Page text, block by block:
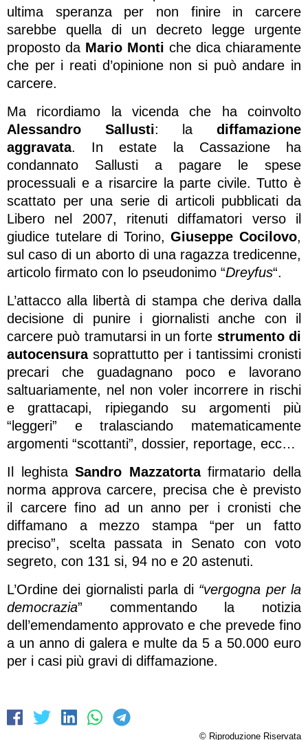
ultima speranza per non finire in carcere
sarebbe quella di un decreto legge urgente
proposto da Mario Monti che dica chiaramente
che per i reati d’opinione non si può andare in
carcere.
Ma ricordiamo la vicenda che ha coinvolto
Alessandro Sallusti: ladiffamazione
aggravata. In estate la Cassazione ha
condannato Sallusti a pagare le spese
processuali e a risarcire la parte civile. Tutto è
scattato per una serie di articoli pubblicati da
Libero nel 2007, ritenuti diffamatori verso il
giudice tutelare di Torino,Giuseppe Cocilovo,
sul caso di un aborto di una ragazza tredicenne,
articolo firmato con lo pseudonimo “Dreyfus“.
L’attacco alla libertà di stampa che deriva dalla
decisione di punire i giornalisti anche con il
carcere può tramutarsi in un forte strumento di
autocensurasoprattutto per i tantissimi cronisti
precari che guadagnano poco e lavorano
saltuariamente, nel non voler incorrere in rischi
e grattacapi, ripiegando su argomenti più
“leggeri” e tralasciando matematicamente
argomenti “scottanti”, dossier, reportage, ecc…
Il leghistaSandro Mazzatortafirmatario della
norma approva carcere, precisa che è previsto
il carcere fino ad un anno per i cronisti che
diffamano a mezzo stampa “per un fatto
preciso”, scelta passata in Senato con voto
segreto, con 131 si, 94 no e 20 astenuti.
L’Ordine dei giornalisti parla di“vergogna per la
democrazia” commentando la notizia
dell’emendamento approvato e che prevede fino
a un anno di galera e multe da 5 a 50.000 euro
per i casi più gravi di diffamazione.
© Riproduzione Riservata